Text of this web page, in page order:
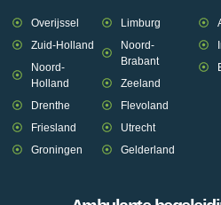
Overijssel
Zuid-Holland
Noord-
Holland
Drenthe
Friesland
Groningen
Limburg
Noord-
Brabant
Zeeland
Flevoland
Utrecht
Gelderland